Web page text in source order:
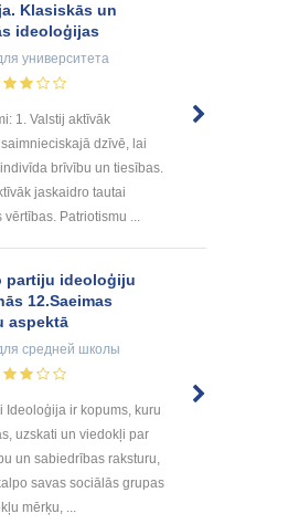
Klasiskās un
ideoloģijas
университета
1. Valstij aktīvāk
dzīvē, lai
brīvību un tiesības.
jaskaidro tautai
vērtības. Patriotismu ...
partiju ideoloģiju
12.Saeimas
aspektā
средней школы
Ideoloģija ir kopums, kuru
uzskati un viedokļi par
un sabiedrības raksturu,
savas sociālās grupas
mērķu, ...